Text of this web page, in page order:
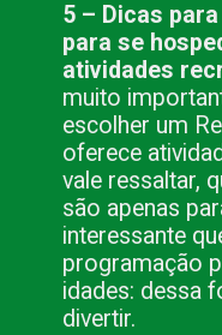
5 – Dicas
para se
atividades
muito
escolher um
oferece
vale ressaltar,
são apenas
interessante
programação
idades: dessa
divertir.